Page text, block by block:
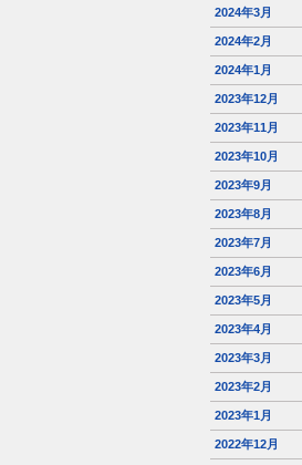
2024年3月
2024年2月
2024年1月
2023年12月
2023年11月
2023年10月
2023年9月
2023年8月
2023年7月
2023年6月
2023年5月
2023年4月
2023年3月
2023年2月
2023年1月
2022年12月